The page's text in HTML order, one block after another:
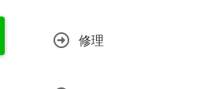
修理